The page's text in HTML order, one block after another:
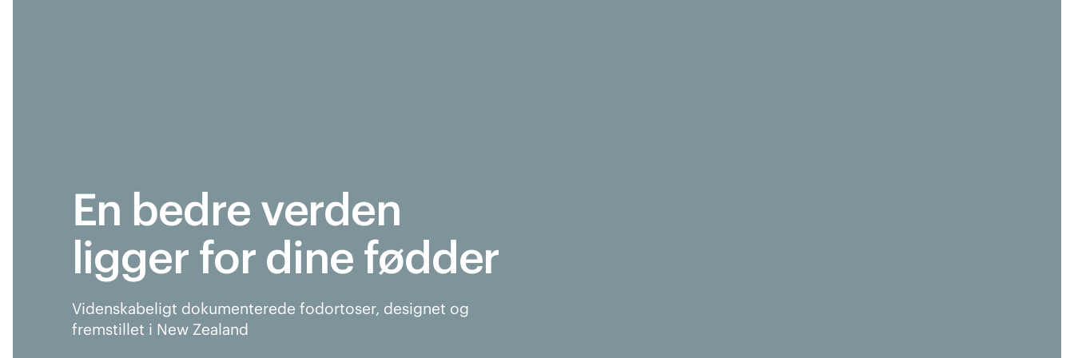
En bedre verden
ligger for dine fødder
Videnskabeligt dokumenterede fodortoser, designet og
fremstillet i New Zealand